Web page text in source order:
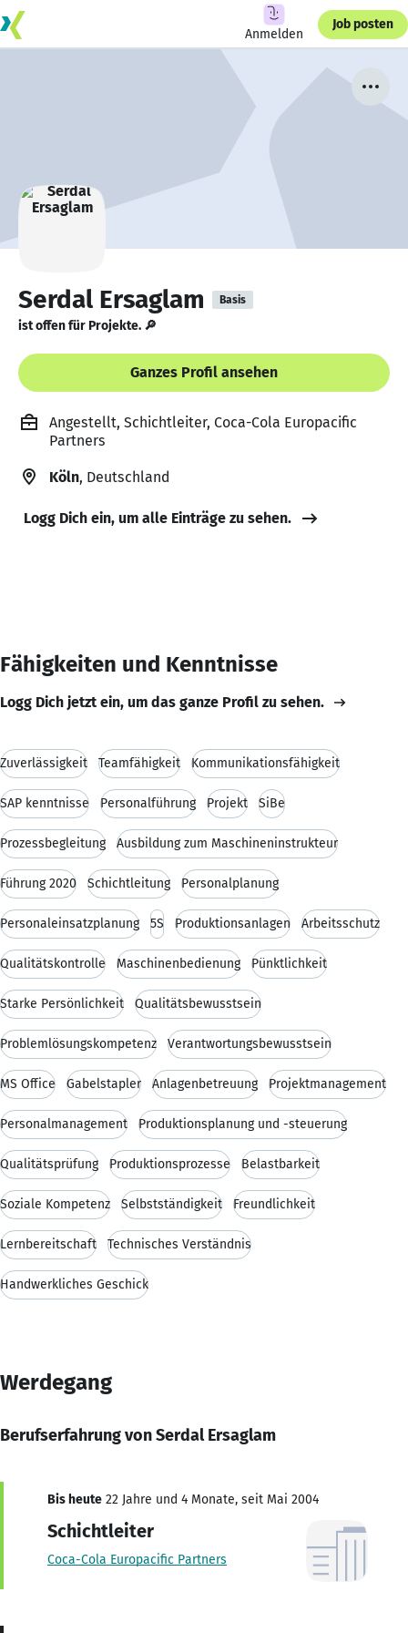
Anmelden
Job posten
Serdal Ersaglam Basis
ist offen für Projekte. 🔎
Ganzes Profil ansehen
Angestellt, Schichtleiter, Coca-Cola Europacific
Partners
Köln, Deutschland
Logg Dich ein, um alle Einträge zu sehen.
Fähigkeiten und Kenntnisse
Logg Dich jetzt ein, um das ganze Profil zu sehen.
Zuverlässigkeit Teamfähigkeit Kommunikationsfähigkeit
SAP kenntnisse Personalführung Projekt SiBe
Prozessbegleitung Ausbildung zum Maschineninstrukteur
Führung 2020 Schichtleitung Personalplanung
Personaleinsatzplanung 5S Produktionsanlagen Arbeitsschutz
Qualitätskontrolle Maschinenbedienung Pünktlichkeit
Starke Persönlichkeit Qualitätsbewusstsein
Problemlösungskompetenz Verantwortungsbewusstsein
MS Office Gabelstapler Anlagenbetreuung Projektmanagement
Personalmanagement Produktionsplanung und -steuerung
Qualitätsprüfung Produktionsprozesse Belastbarkeit
Soziale Kompetenz Selbstständigkeit Freundlichkeit
Lernbereitschaft Technisches Verständnis
Handwerkliches Geschick
Werdegang
Berufserfahrung von Serdal Ersaglam
Bis heute 22 Jahre und 4 Monate, seit Mai 2004
Schichtleiter
Coca-Cola Europacific Partners